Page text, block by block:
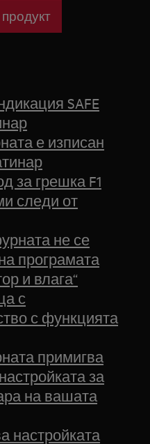
SAFE
е изписан
за грешка F1
следи от
не се
програмата
и влага“
с
с функцията
примигва
за
на вашата
настройката